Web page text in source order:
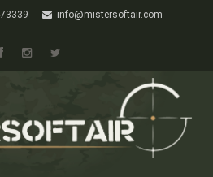
info@mistersoftair.com